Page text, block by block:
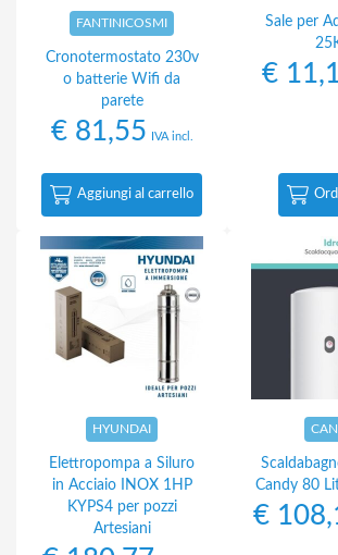
FANTINICOSMI
Cronotermostato 230v
o batterie Wifi da
parete
€81,55 IVA incl.
Aggiungi al carrello
Sale per
€
HYUNDAI
Elettropompa a Siluro
in Acciaio INOX 1HP
KYPS4 per pozzi
Artesiani
Candy 80
€